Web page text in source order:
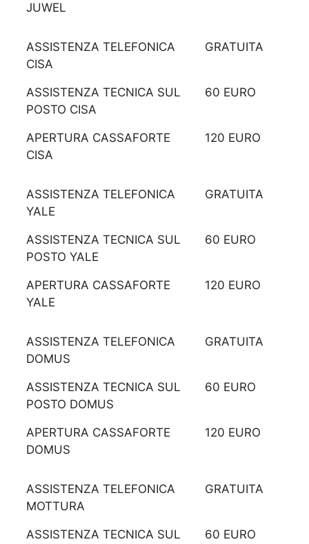
JUWEL
ASSISTENZA TELEFONICA
CISA
GRATUITA
ASSISTENZA TECNICA SUL
POSTO CISA
60 EURO
APERTURA CASSAFORTE
CISA
120 EURO
ASSISTENZA TELEFONICA
YALE
GRATUITA
ASSISTENZA TECNICA SUL
POSTO YALE
60 EURO
APERTURA CASSAFORTE
YALE
120 EURO
ASSISTENZA TELEFONICA
DOMUS
GRATUITA
ASSISTENZA TECNICA SUL
POSTO DOMUS
60 EURO
APERTURA CASSAFORTE
DOMUS
120 EURO
ASSISTENZA TELEFONICA
MOTTURA
GRATUITA
ASSISTENZA TECNICA SUL 60 EURO